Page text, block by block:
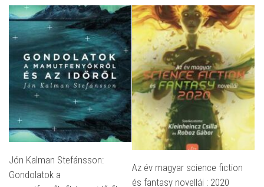
Jón Kalman Stefánsson:
Gondolatok a
Az év magyar science fiction
és fantasy novellái : 2020